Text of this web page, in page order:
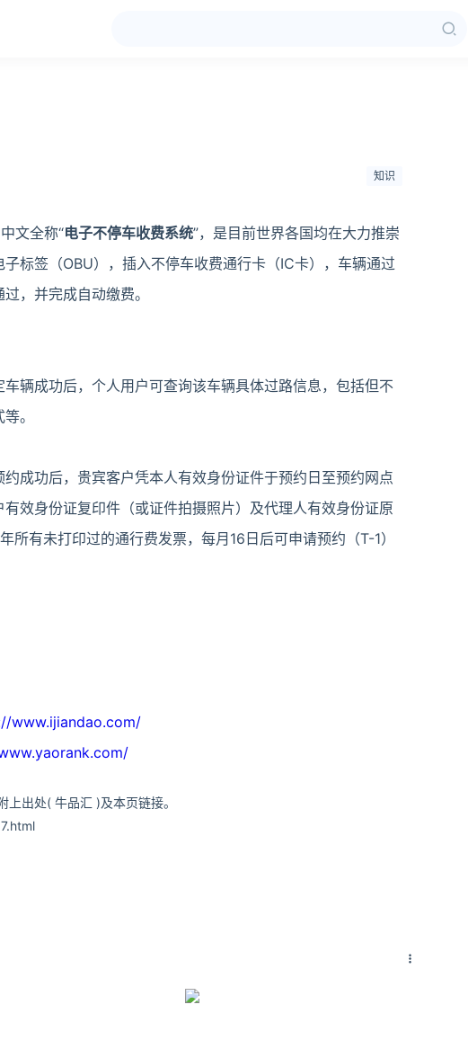
知识
文全称“电子不停车收费系统”，是目前世界各国均在大力推崇
标签（OBU），插入不停车收费通行卡（IC卡），车辆通过
，并完成自动缴费。
辆成功后，个人用户可查询该车辆具体过路信息，包括但不
。
成功后，贵宾客户凭本人有效身份证件于预约日至预约网点
效身份证复印件（或证件拍摄照片）及代理人有效身份证原
有未打印过的通行费发票，每月16日后可申请预约（T-1）
www.ijiandao.com/
出处( 牛品汇 )及本页链接。